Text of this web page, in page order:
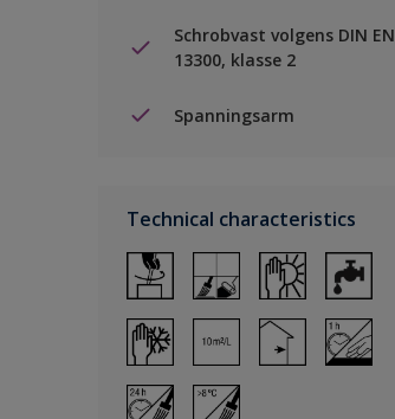
Schrobvast volgens DIN EN
13300, klasse 2
Spanningsarm
Technical characteristics